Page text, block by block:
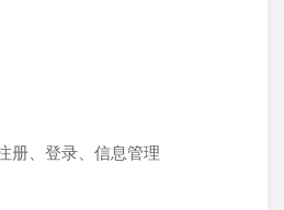
册、登录、信息管理